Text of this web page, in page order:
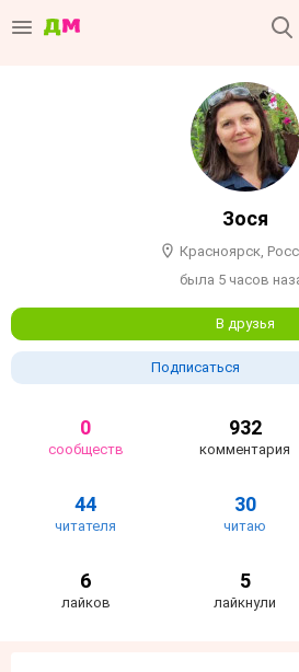
Зося
Красноярск,
была 5 часов
В друзья
Подписаться
0
сообществ
932
комментария
44
читателя
30
читаю
6
лайков
5
лайкнули